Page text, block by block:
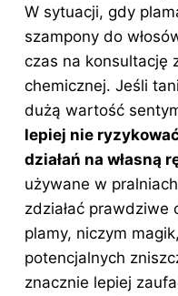
W sytuacji, gdy
szampony do
czas na konsultację
chemicznej. Jeśli
dużą wartość
lepiej nie
działań na własną
używane w
zdziałać
plamy, niczym
potencjalnych
znacznie lepiej